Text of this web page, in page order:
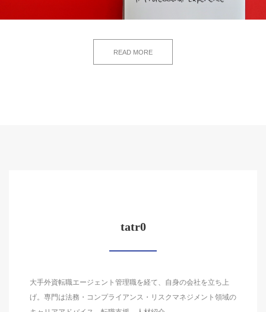
READ MORE
tatr0
大手外資転職エージェント管理職を経て、自身の会社を立ち上
げ。専門は法務・コンプライアンス・リスクマネジメント領域の